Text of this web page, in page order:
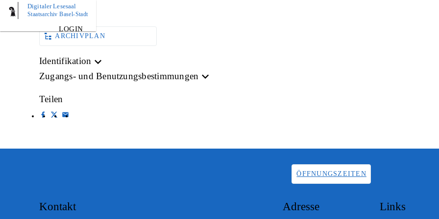
Digitaler Lesesaal
Staatsarchiv Basel-Stadt
LOGIN
AKTE
ARCHIVPLAN
Identifikation
Zugangs- und Benutzungsbestimmungen
Teilen
ÖFFNUNGSZEITEN
Kontakt Adresse Links